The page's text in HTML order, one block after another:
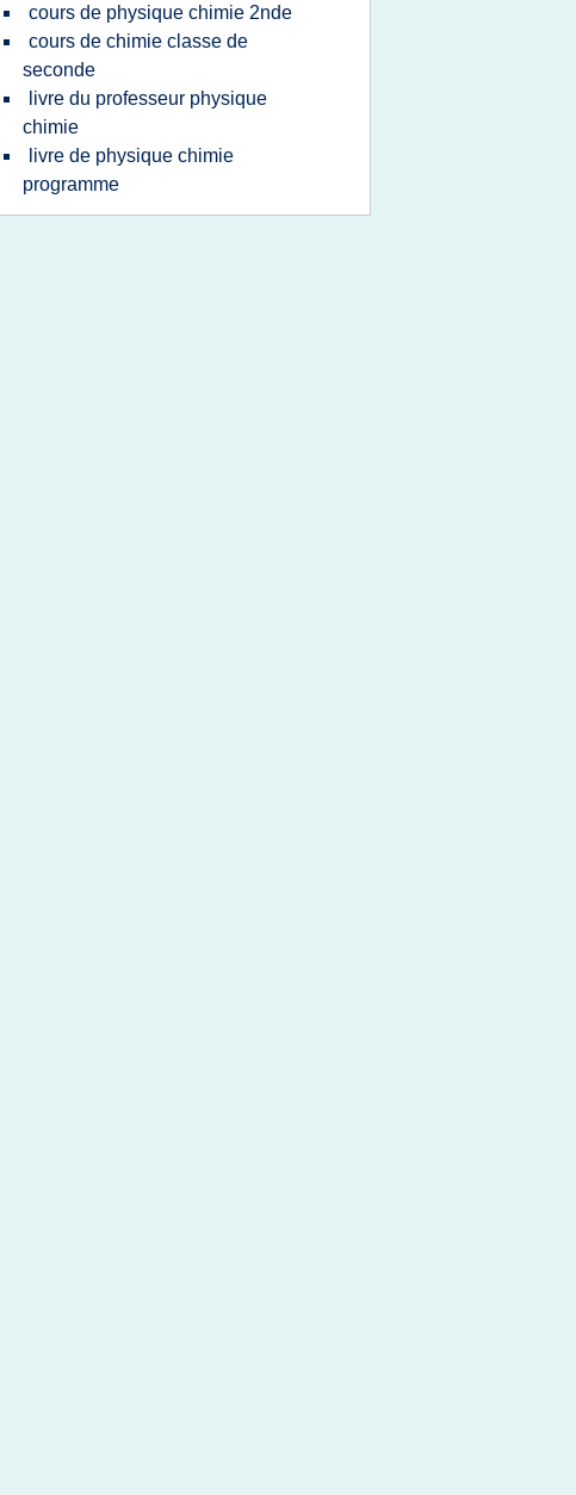
cours de physique chimie 2nde
cours de chimie classe de
seconde
livre du professeur physique
chimie
livre de physique chimie
programme